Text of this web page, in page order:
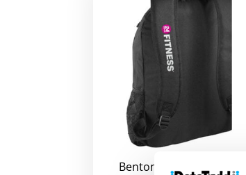
Benton 15″ PC sekk 15L